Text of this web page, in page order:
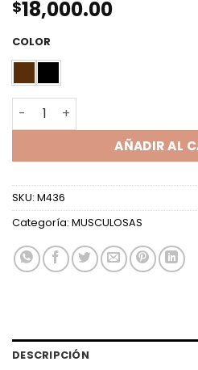
$18,000.00
COLOR
MUSCULOSA EVASE
AÑADIR AL
SKU: M436
Categoría: MUSCULOSAS
DESCRIPCIÓN